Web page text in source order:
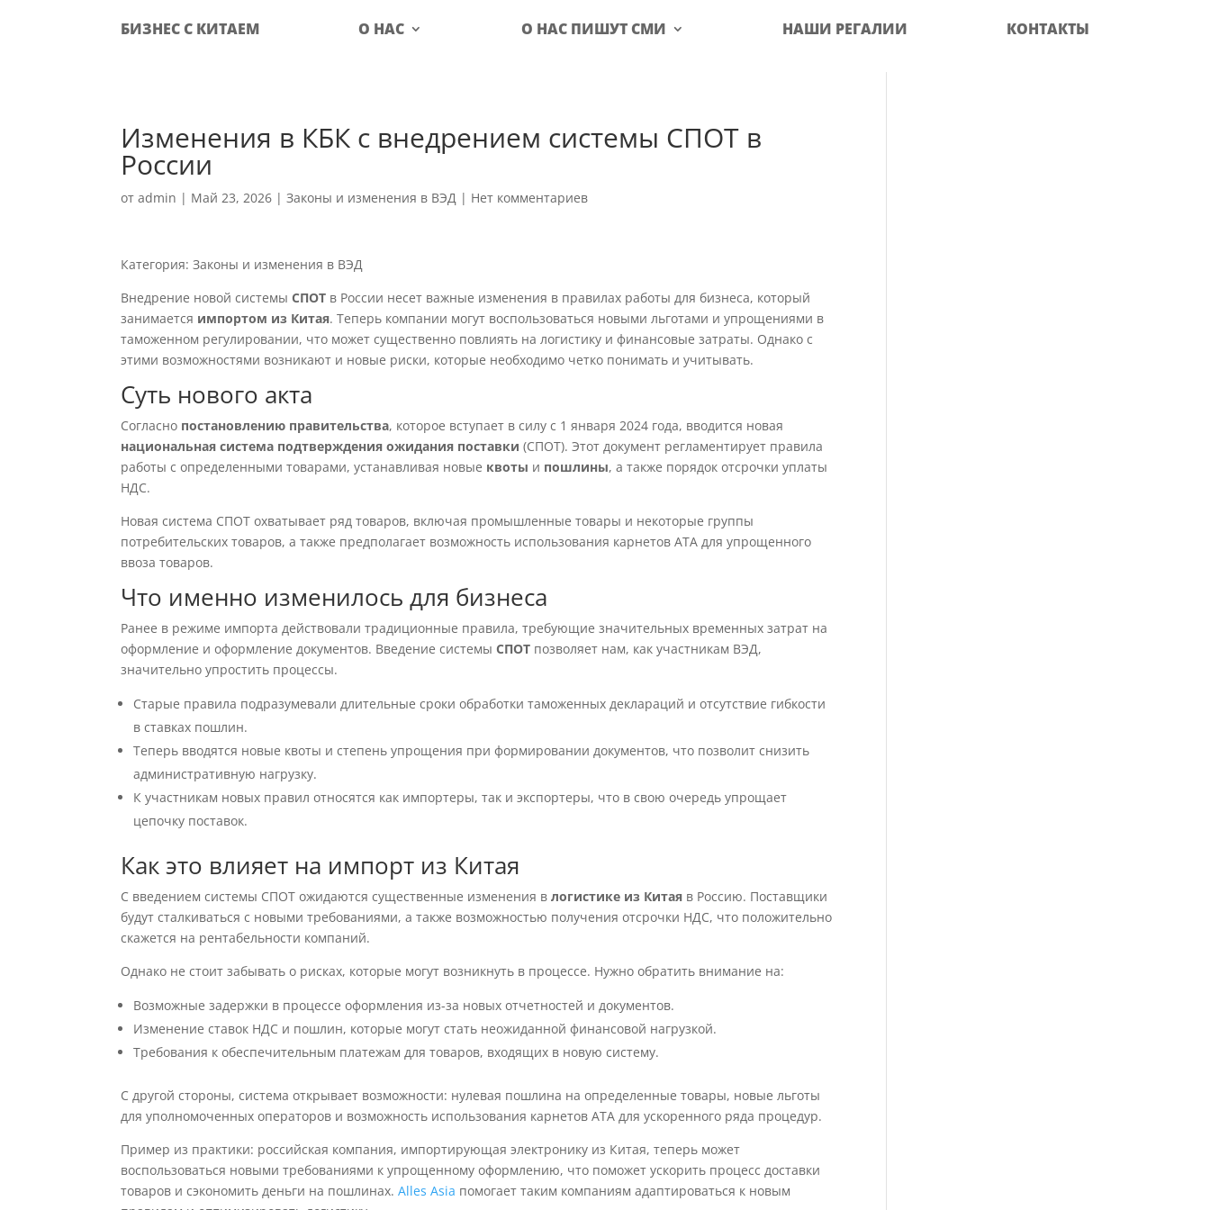
БИЗНЕС С КИТАЕМ О НАС О НАС ПИШУТ СМИ НАШИ РЕГАЛИИ КОНТАКТЫ
Изменения в КБК с внедрением системы СПОТ в
России
отadmin | Май 23, 2026 |Законы и изменения в ВЭД | Нет комментариев
Категория: Законы и изменения в ВЭД
Внедрение новой системыСПОТ в России несет важные изменения в правилах работы для бизнеса, который
занимается импортом из Китая. Теперь компании могут воспользоваться новыми льготами и упрощениями в
таможенном регулировании, что может существенно повлиять на логистику и финансовые затраты. Однако с
этими возможностями возникают и новые риски, которые необходимо четко понимать и учитывать.
Суть нового акта
Согласно постановлению правительства, которое вступает в силу с 1 января 2024 года, вводится новая
национальная система подтверждения ожидания поставки (СПОТ). Этот документ регламентирует правила
работы с определенными товарами, устанавливая новые квоты и пошлины, а также порядок отсрочки уплаты
НДС.
Новая система СПОТ охватывает ряд товаров, включая промышленные товары и некоторые группы
потребительских товаров, а также предполагает возможность использования карнетов АТА для упрощенного
ввоза товаров.
Что именно изменилось для бизнеса
Ранее в режиме импорта действовали традиционные правила, требующие значительных временных затрат на
оформление и оформление документов. Введение системыСПОТ позволяет нам, как участникам ВЭД,
значительно упростить процессы.
Старые правила подразумевали длительные сроки обработки таможенных деклараций и отсутствие гибкости
в ставках пошлин.
Теперь вводятся новые квоты и степень упрощения при формировании документов, что позволит снизить
административную нагрузку.
К участникам новых правил относятся как импортеры, так и экспортеры, что в свою очередь упрощает
цепочку поставок.
Как это влияет на импорт из Китая
С введением системы СПОТ ожидаются существенные изменения влогистике из Китая в Россию. Поставщики
будут сталкиваться с новыми требованиями, а также возможностью получения отсрочки НДС, что положительно
скажется на рентабельности компаний.
Однако не стоит забывать о рисках, которые могут возникнуть в процессе. Нужно обратить внимание на:
Возможные задержки в процессе оформления из-за новых отчетностей и документов.
Изменение ставок НДС и пошлин, которые могут стать неожиданной финансовой нагрузкой.
Требования к обеспечительным платежам для товаров, входящих в новую систему.
С другой стороны, система открывает возможности: нулевая пошлина на определенные товары, новые льготы
для уполномоченных операторов и возможность использования карнетов АТА для ускоренного ряда процедур.
Пример из практики: российская компания, импортирующая электронику из Китая, теперь может
воспользоваться новыми требованиями к упрощенному оформлению, что поможет ускорить процесс доставки
товаров и сэкономить деньги на пошлинах.Alles Asia помогает таким компаниям адаптироваться к новым